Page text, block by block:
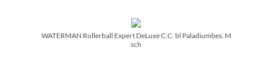
WATERMAN Rollerball Expert DeLuxe C.C. bl Paladiumbes. M
sch